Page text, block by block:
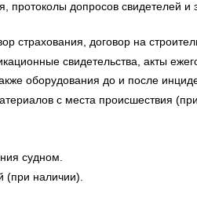
протоколы допросов свидетелей
страхования, договор на
свидетельства, акты
оборудования до и после
с места происшествия
судном.
(при наличии).